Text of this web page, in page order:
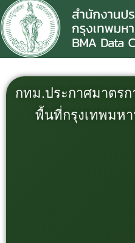
กทม.ประกาศมาตร
พื้นที่กรุงเทพมห